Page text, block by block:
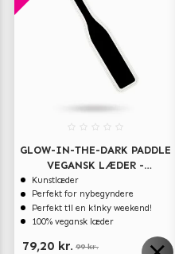
GLOW-IN-THE-DARK PADDLE
VEGANSK LÆDER -
HVID/SORT
Kunstlæder
Perfekt for nybegyndere
Perfekt til en kinky weekend!
100% vegansk læder
79,20 kr. 99 kr.